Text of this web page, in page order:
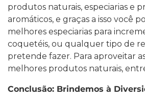
produtos naturais, especiarias e
aromáticos, e graças a isso você
melhores especiarias para
coquetéis, ou qualquer tipo de
pretende fazer. Para aproveitar
melhores produtos naturais,
Conclusão: Brindemos à